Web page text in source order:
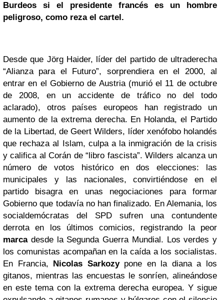
Burdeos si el presidente francés es un hombre
peligroso, como reza el cartel.
Desde que Jörg Haider, líder del partido de ultraderecha
“Alianza para el Futuro”, sorprendiera en el 2000, al
entrar en el Gobierno de Austria (murió el 11 de octubre
de 2008, en un accidente de tráfico no del todo
aclarado), otros países europeos han registrado un
aumento de la extrema derecha. En Holanda, el Partido
de la Libertad, de Geert Wilders, líder xenófobo holandés
que rechaza al Islam, culpa a la inmigración de la crisis
y califica al Corán de “libro fascista”. Wilders alcanza un
número de votos histórico en dos elecciones: las
municipales y las nacionales, convirtiéndose en el
partido bisagra en unas negociaciones para formar
Gobierno que todavía no han finalizado. En Alemania, los
socialdemócratas del SPD sufren una contundente
derrota en los últimos comicios, registrando la peor
marcadesde la Segunda Guerra Mundial. Los verdes y
los comunistas acompañan en la caída a los socialistas.
En Francia, Nicolas Sarkozypone en la diana a los
gitanos, mientras las encuestas le sonríen, alineándose
en este tema con la extrema derecha europea. Y sigue